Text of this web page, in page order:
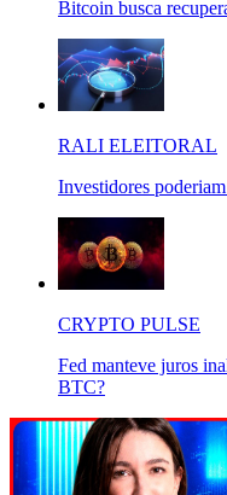
Bitcoin busca
RALI ELEITORAL
Investidores
CRYPTO PULSE
Fed manteve juros
BTC?